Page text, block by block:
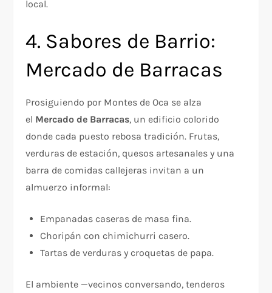
local.
4. Sabores de Barrio:
Mercado de Barracas
Prosiguiendo por Montes de Oca se alza
el Mercado de Barracas, un edificio colorido
donde cada puesto rebosa tradición. Frutas,
verduras de estación, quesos artesanales y una
barra de comidas callejeras invitan a un
almuerzo informal:
Empanadas caseras de masa fina.
Choripán con chimichurri casero.
Tartas de verduras y croquetas de papa.
El ambiente —vecinos conversando, tenderos